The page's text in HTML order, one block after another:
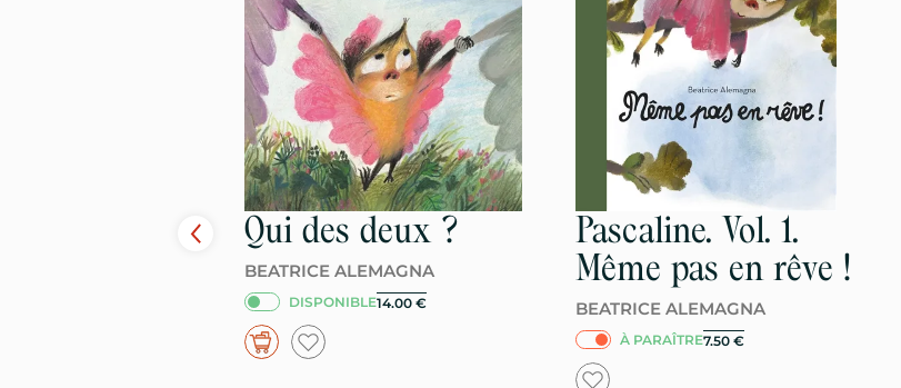
Qui des deux ?
BEATRICE ALEMAGNA
DISPONIBLE14.00 €
Pascaline. Vol. 1.
Même pas en rêve !
BEATRICE ALEMAGNA
À PARAÎTRE7.50 €